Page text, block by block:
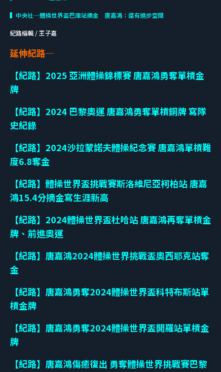
▍中央社—體操世界盃巴庫站摘金 唐嘉鴻：還有進步空間
紀路編輯 / 王子嘉
延伸紀路—
【紀路】2025 亞洲體操錦標賽 唐嘉鴻勇奪單槓金
牌
【紀路】2024 巴黎奧運 唐嘉鴻勇奪單槓銅牌 寫隊
史紀錄
【紀路】2024沙拉蒙諾夫體操紀念賽 唐嘉鴻單槓難
度6.8奪金
【紀路】體操世界盃挑戰賽斯洛維尼亞柯柏站 唐嘉
鴻15.4分摘金寫生涯新高
【紀路】2024體操世界盃杜哈站 唐嘉鴻再奪單槓金
牌、前進奧運
【紀路】唐嘉鴻2024體操世界挑戰盃奧西耶克站奪
金
【紀路】唐嘉鴻勇奪2024體操世界盃科特布斯站單
槓金牌
【紀路】唐嘉鴻勇奪2024體操世界盃開羅站單槓金
牌
【紀路】唐嘉鴻傷癒復出 勇奪體操世界挑戰賽巴黎